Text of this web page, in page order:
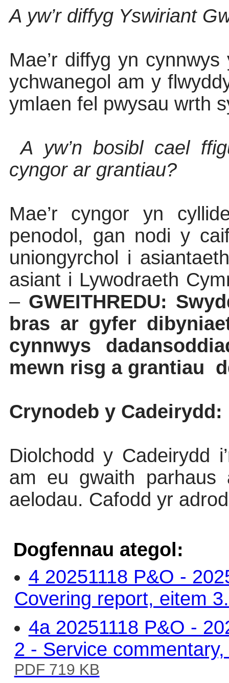
A yw’r diffyg Yswiriant
Mae’r diffyg yn
ychwanegol am y
ymlaen fel pwysau wrth
A yw’n bosibl cael
cyngor ar grantiau?
Mae’r cyngor yn
penodol, gan nodi y
uniongyrchol i
asiant i Lywodraeth
– GWEITHREDU:
bras ar gyfer
cynnwys
mewn risg a grantiau
Crynodeb y Cadeirydd:
Diolchodd y Cadeirydd
am eu gwaith parhaus
aelodau. Cafodd yr
Dogfennau ategol:
4 20251118 P&O -
Covering report, eitem
4a 20251118 P&O -
2 - Service
PDF 719 KB